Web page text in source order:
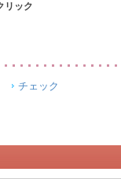
リック
チェック